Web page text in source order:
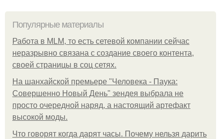
Популярные материалы
Работа в MLM, то есть сетевой компании сейчас
неразрывно связана с создание своего контента,
своей страницы в соц сетях.
На шанхайской премьере "Человека - Паука:
Совершенно Новый День" зендея выбрала не
просто очередной наряд, а настоящий артефакт
высокой моды.
Что говорят когда дарят часы. Почему нельзя дарить